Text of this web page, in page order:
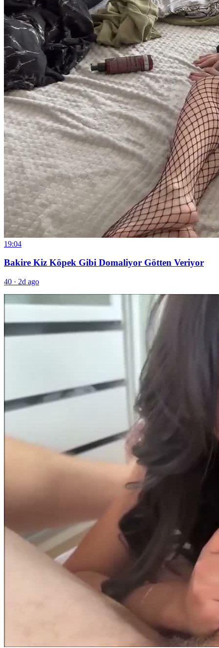
19:04
Bakire Kiz Köpek Gibi Domaliyor Götten Veriyor
40 · 2d ago